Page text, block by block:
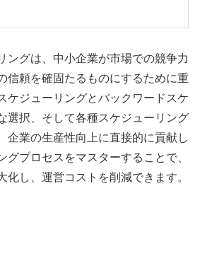
ングは、中小企業が市場での競争力
信頼を確固たるものにするために重
ケジューリングとバックワードスケ
選択、そして各種スケジューリング
企業の生産性向上に直接的に貢献し
グプロセスをマスターすることで、
化し、運営コストを削減できます。